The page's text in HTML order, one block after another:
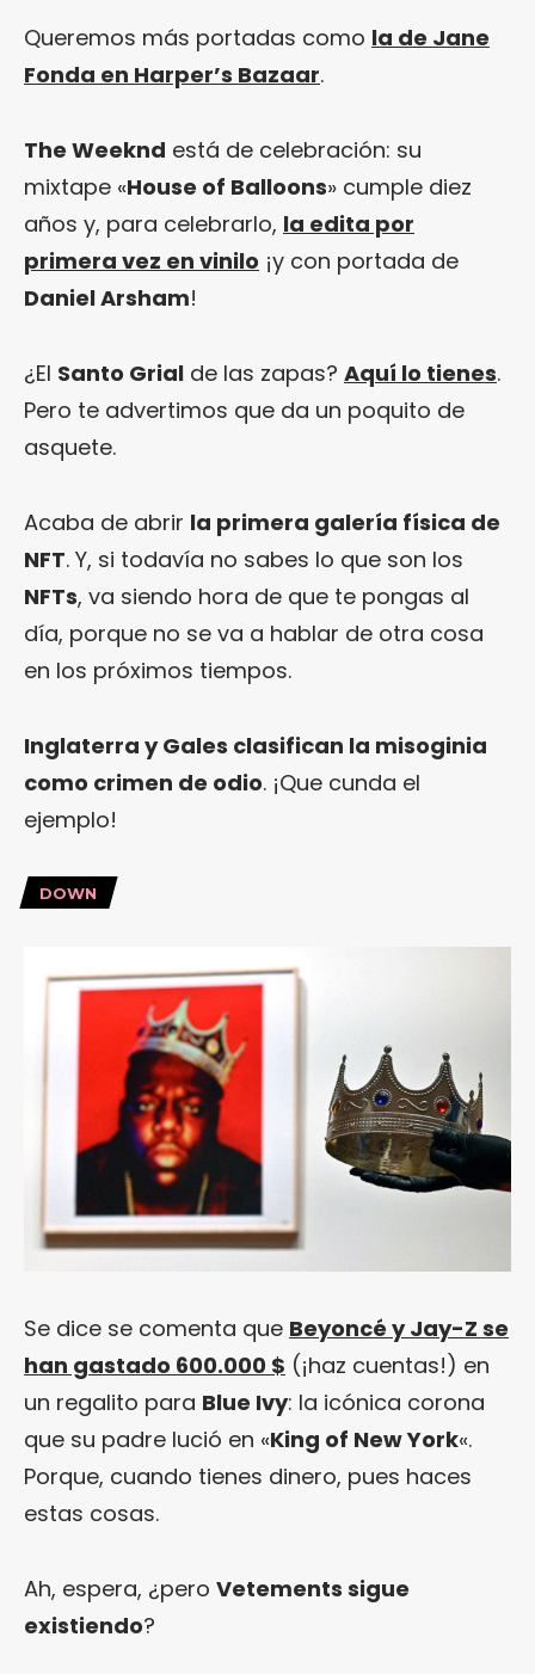
Queremos más portadas como la de Jane
Fonda en Harper’s Bazaar.
The Weeknd está de celebración: su
mixtape «House of Balloons» cumple diez
años y, para celebrarlo, la edita por
primera vez en vinilo ¡y con portada de
Daniel Arsham!
¿El Santo Grial de las zapas? Aquí lo tienes.
Pero te advertimos que da un poquito de
asquete.
Acaba de abrir la primera galería física de
NFT. Y, si todavía no sabes lo que son los
NFTs, va siendo hora de que te pongas al
día, porque no se va a hablar de otra cosa
en los próximos tiempos.
Inglaterra y Gales clasifican la misoginia
como crimen de odio. ¡Que cunda el
ejemplo!
DOWN
Se dice se comenta que Beyoncé y Jay-Z se
han gastado 600.000 $ (¡haz cuentas!) en
un regalito para Blue Ivy: la icónica corona
que su padre lució en «King of New York«.
Porque, cuando tienes dinero, pues haces
estas cosas.
Ah, espera, ¿pero Vetements sigue
existiendo?